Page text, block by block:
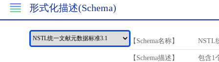
形式化描述(Schema)
【Schema名称】 NSTL
【Schema描述】
包含1